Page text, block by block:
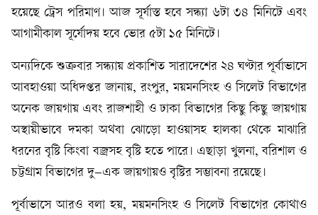
হয়েছে ট্রেস পরিমাণ। আজ সূর্যাস্ত হবে সন্ধ্যা ৬টা ৩৪ মিনিটে এবং
আগামীকাল সূর্যোদয় হবে ভোর ৫টা ১৫ মিনিটে।
অন্যদিকে শুক্রবার সন্ধ্যায় প্রকাশিত সারাদেশের ২৪ ঘণ্টার পূর্বাভাসে
আবহাওয়া অধিদপ্তর জানায়, রংপুর, ময়মনসিংহ ও সিলেট বিভাগের
অনেক জায়গায় এবং রাজশাহী ও ঢাকা বিভাগের কিছু কিছু জায়গায়
অস্থায়ীভাবে দমকা অথবা ঝোড়ো হাওয়াসহ হালকা থেকে মাঝারি
ধরনের বৃষ্টি কিংবা বজ্রসহ বৃষ্টি হতে পারে। এছাড়া খুলনা, বরিশাল ও
চট্টগ্রাম বিভাগের দু–এক জায়গায়ও বৃষ্টির সম্ভাবনা রয়েছে।
পূর্বাভাসে আরও বলা হয়, ময়মনসিংহ ও সিলেট বিভাগের কোথাও